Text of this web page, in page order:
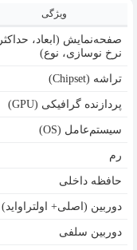
ویژگی
صفحه‌نمایش (ابعاد، حداکثر
نرخ نوسازی، نوع)
تراشه (Chipset)
پردازنده گرافیکی (GPU)
سیستم‌عامل (OS)
رم
حافظه داخلی
دوربین (اصلی+ اولتراواید)
دوربین سلفی